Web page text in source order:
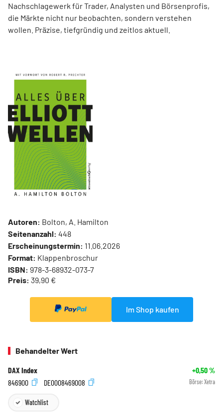
Nachschlagewerk für Trader, Analysten und Börsenprofis,
die Märkte nicht nur beobachten, sondern verstehen
wollen. Präzise, tiefgründig und zeitlos aktuell.
Autoren: Bolton, A. Hamilton
Seitenanzahl: 448
Erscheinungstermin: 11.06.2026
Format: Klappenbroschur
ISBN: 978-3-68932-073-7
Preis: 39,90 €
Im Shop kaufen
Behandelter Wert
DAX Index +0,50%
846900
DE0008469008 Börse: Xetra
Watchlist